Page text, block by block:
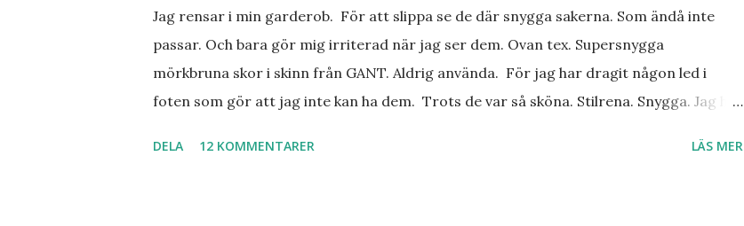
Jag rensar i min garderob. För att slippa se de där snygga sakerna. Som ändå inte
passar. Och bara gör mig irriterad när jag ser dem. Ovan tex. Supersnygga
mörkbruna skor i skinn från GANT. Aldrig använda. För jag har dragit någon led i
foten som gör att jag inte kan ha dem. Trots de var så sköna. Stilrena. Snygga. Jag har
DELA 12 KOMMENTARER LÄS MER